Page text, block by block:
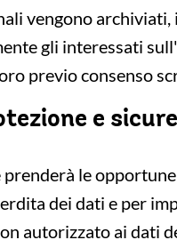
vengono
gli interessati
previo consenso
e
prenderà le
dei dati e per
autorizzato ai dati